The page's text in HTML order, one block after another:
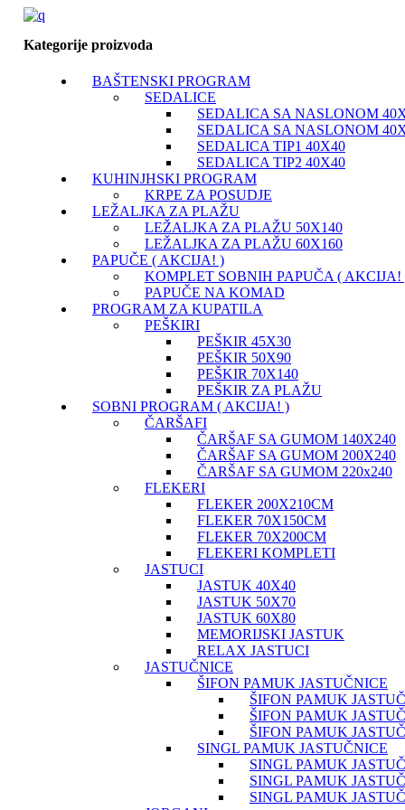
Kategorije proizvoda
BAŠTENSKI PROGRAM
SEDALICE
SEDALICA SA NASLONOM
SEDALICA SA NASLONOM
SEDALICA TIP1 40X40
SEDALICA TIP2 40X40
KUHINJHSKI PROGRAM
KRPE ZA POSUDJE
LEŽALJKA ZA PLAŽU
LEŽALJKA ZA PLAŽU 50X140
LEŽALJKA ZA PLAŽU 60X160
PAPUČE ( AKCIJA! )
KOMPLET SOBNIH PAPUČA ( AKCIJA!
PAPUČE NA KOMAD
PROGRAM ZA KUPATILA
PEŠKIRI
PEŠKIR 45X30
PEŠKIR 50X90
PEŠKIR 70X140
PEŠKIR ZA PLAŽU
SOBNI PROGRAM ( AKCIJA! )
ČARŠAFI
ČARŠAF SA GUMOM 140X240
ČARŠAF SA GUMOM 200X240
ČARŠAF SA GUMOM 220x240
FLEKERI
FLEKER 200X210CM
FLEKER 70X150CM
FLEKER 70X200CM
FLEKERI KOMPLETI
JASTUCI
JASTUK 40X40
JASTUK 50X70
JASTUK 60X80
MEMORIJSKI JASTUK
RELAX JASTUCI
JASTUČNICE
ŠIFON PAMUK JASTUČNICE
ŠIFON PAMUK
ŠIFON PAMUK
ŠIFON PAMUK
SINGL PAMUK JASTUČNICE
SINGL PAMUK
SINGL PAMUK
SINGL PAMUK